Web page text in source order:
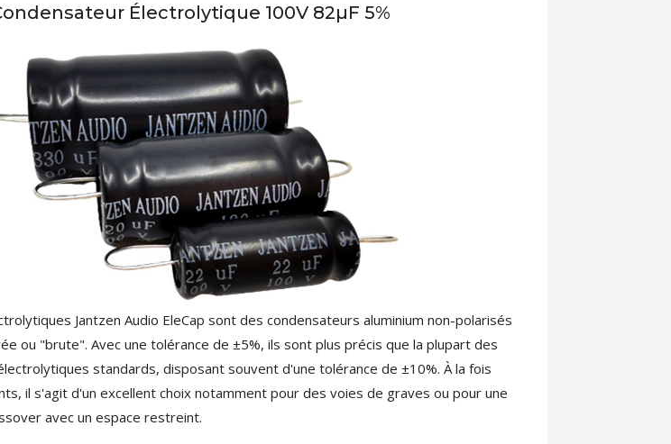
Électrolytique 100V 82µF 5%
Jantzen Audio EleCap sont des condensateurs aluminium non-polarisés
ou "brute". Avec une tolérance de ±5%, ils sont plus précis que la plupart des
standards, disposant souvent d'une tolérance de ±10%. À la fois
il s'agit d'un excellent choix notamment pour des voies de graves ou pour une
avec un espace restreint.